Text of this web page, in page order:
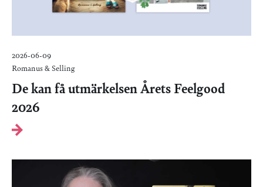
2026-06-09
Romanus & Selling
De kan få utmärkelsen Årets Feelgood
2026